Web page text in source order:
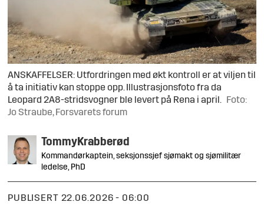
ANSKAFFELSER: Utfordringen med økt kontroll er at viljen til
å ta initiativ kan stoppe opp. Illustrasjonsfoto fra da
Leopard 2A8-stridsvogner ble levert på Rena i april.
Foto:
Jo Straube, Forsvarets forum
TommyKrabberød
Kommandørkaptein, seksjonssjef sjømakt og sjømilitær
ledelse, PhD
PUBLISERT 22.06.2026 - 06:00